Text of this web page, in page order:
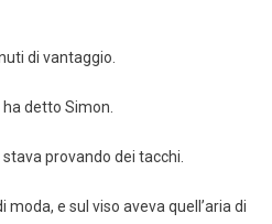
di vantaggio.
ha detto Simon.
provando dei tacchi.
e sul viso aveva quell’aria di